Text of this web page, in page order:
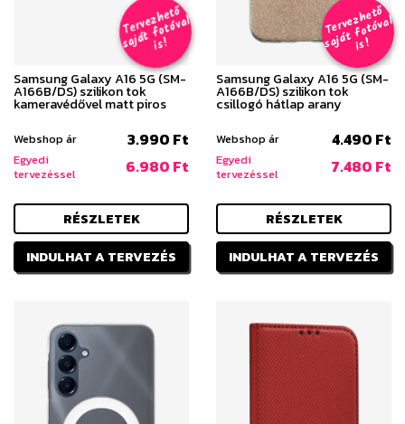
T
er
v
e
z
h
e
t
ő
s
aj
á
t
f
o
t
ó
v
al
i
s
!
Samsung Galaxy A16 5G (SM-
A166B/DS) szilikon tok
kameravédővel matt piros
Webshop ár 3.990 Ft
Egyedi
tervezéssel
6.980 Ft
RÉSZLETEK
INDULHAT A TERVEZÉS
T
er
v
e
z
h
e
t
ő
s
aj
á
t
f
o
t
ó
v
al
i
s
!
Samsung Galaxy A16 5G (SM-
A166B/DS) szilikon tok
csillogó hátlap arany
Webshop ár 4.490 Ft
Egyedi
tervezéssel
7.480 Ft
RÉSZLETEK
INDULHAT A TERVEZÉS